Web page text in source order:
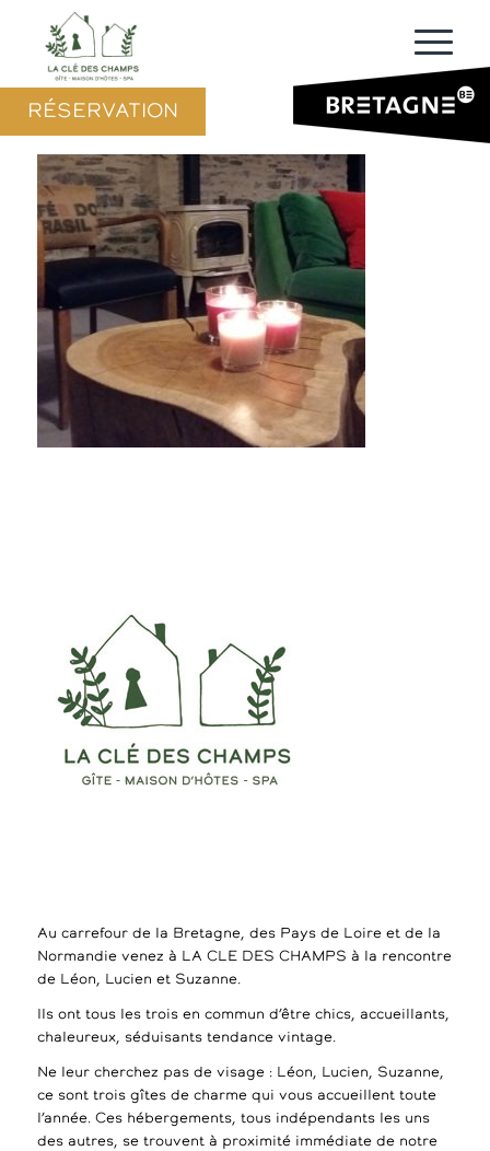
RÉSERVATION
Au carrefour de la Bretagne, des Pays de Loire et de la
Normandie venez à LA CLE DES CHAMPS à la rencontre
de Léon, Lucien et Suzanne.
Ils ont tous les trois en commun d’être chics, accueillants,
chaleureux, séduisants tendance vintage.
Ne leur cherchez pas de visage : Léon, Lucien, Suzanne,
ce sont trois gîtes de charme qui vous accueillent toute
l’année. Ces hébergements, tous indépendants les uns
des autres, se trouvent à proximité immédiate de notre